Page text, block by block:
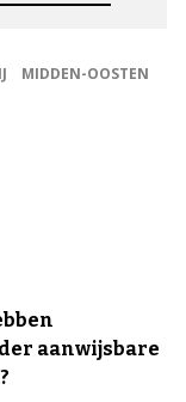
MIDDEN-OOSTEN
aanwijsbare